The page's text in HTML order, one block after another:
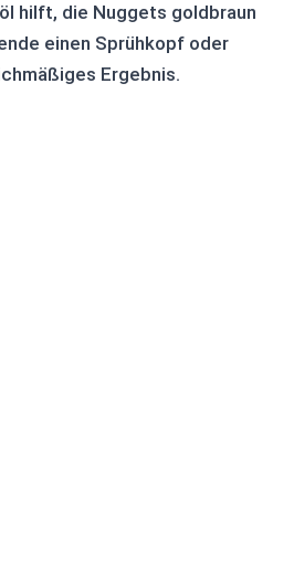
hilft, die Nuggets goldbraun
einen Sprühkopf oder
Ergebnis.